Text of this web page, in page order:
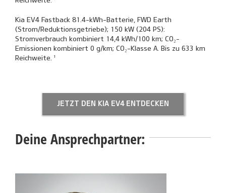
Kia EV4 Fastback 81.4-kWh-Batterie, FWD Earth
(Strom/Reduktionsgetriebe); 150 kW (204 PS):
Stromverbrauch kombiniert 14,4 kWh/100 km; CO₂-
Emissionen kombiniert 0 g/km; CO₂-Klasse A. Bis zu 633 km
Reichweite. ¹
JETZT DEN KIA EV4 ENTDECKEN
Deine Ansprechpartner: